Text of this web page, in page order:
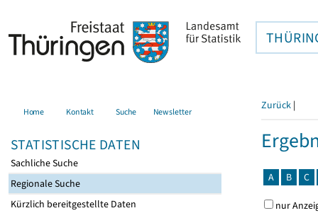
Home Kontakt Suche Newsletter
STATISTISCHE DATEN
Sachliche Suche
Regionale Suche
Kürzlich bereitgestellte Daten
Zurück |
A B C
nur